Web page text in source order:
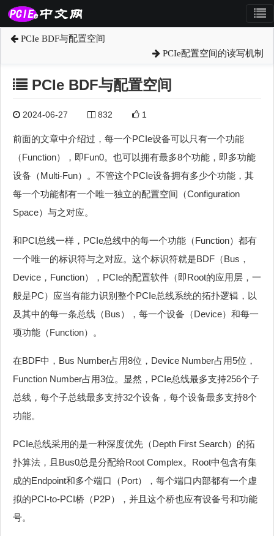
PCIe BDF与配置空间
PCIe配置空间的读写机制
PCIe BDF与配置空间
2024-06-27 832 1
前面的文章中介绍过，每一个PCIe设备可以只有一个功能
（Function），即Fun0。也可以拥有最多8个功能，即多功能
设备（Multi-Fun）。不管这个PCIe设备拥有多少个功能，其
每一个功能都有一个唯一独立的配置空间（Configuration
Space）与之对应。
和PCI总线一样，PCIe总线中的每一个功能（Function）都有
一个唯一的标识符与之对应。这个标识符就是BDF（Bus，
Device，Function），PCIe的配置软件（即Root的应用层，一
般是PC）应当有能力识别整个PCIe总线系统的拓扑逻辑，以
及其中的每一条总线（Bus），每一个设备（Device）和每一
项功能（Function）。
在BDF中，Bus Number占用8位，Device Number占用5位，
Function Number占用3位。显然，PCIe总线最多支持256个子
总线，每个子总线最多支持32个设备，每个设备最多支持8个
功能。
PCIe总线采用的是一种深度优先（Depth First Search）的拓
扑算法，且Bus0总是分配给Root Complex。Root中包含有集
成的Endpoint和多个端口（Port），每个端口内部都有一个虚
拟的PCI-to-PCI桥（P2P），并且这个桥也应有设备号和功能
号。